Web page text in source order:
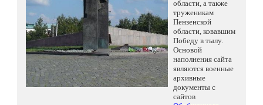
области, а также
труженикам
Пензенской
области, ковавшим
Победу в тылу.
Основой
наполнения сайта
являются военные
архивные
документы с
сайтов